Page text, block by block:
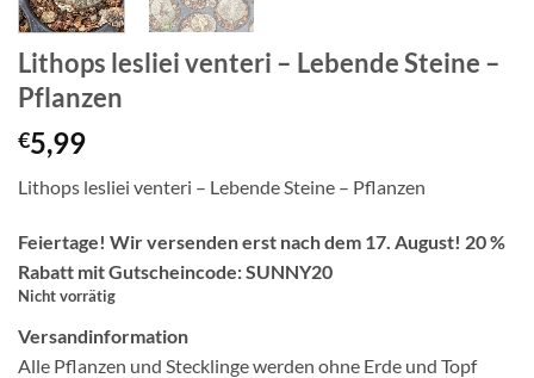
Lithops lesliei venteri – Lebende Steine –
Pflanzen
€5,99
Lithops lesliei venteri – Lebende Steine – Pflanzen
Feiertage! Wir versenden erst nach dem 17. August! 20 %
Rabatt mit Gutscheincode: SUNNY20
Nicht vorrätig
Versandinformation
Alle Pflanzen und Stecklinge werden ohne Erde und Topf